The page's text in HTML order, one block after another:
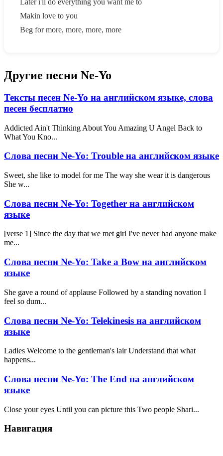
Later i'll do everything you want me to
Makin love to you
Beg for more, more, more, more
Другие песни Ne-Yo
Тексты песен Ne-Yo на английском языке, слова
песен бесплатно
Addicted Ain't Thinking About You Amazing U Angel Back to
What You Kno...
Слова песни Ne-Yo: Trouble на английском языке
Sweet, she like to model for me The way she wear it is dangerous
She w...
Слова песни Ne-Yo: Together на английском
языке
[verse 1] Since the day that we met girl I've never had anyone make
me...
Слова песни Ne-Yo: Take a Bow на английском
языке
She gave a round of applause Followed by a standing novation I
feel so dum...
Слова песни Ne-Yo: Telekinesis на английском
языке
Ladies Welcome to the gentleman's lair Understand that what
happens...
Слова песни Ne-Yo: The End на английском
языке
Close your eyes Until you can picture this Two people Shari...
Навигация